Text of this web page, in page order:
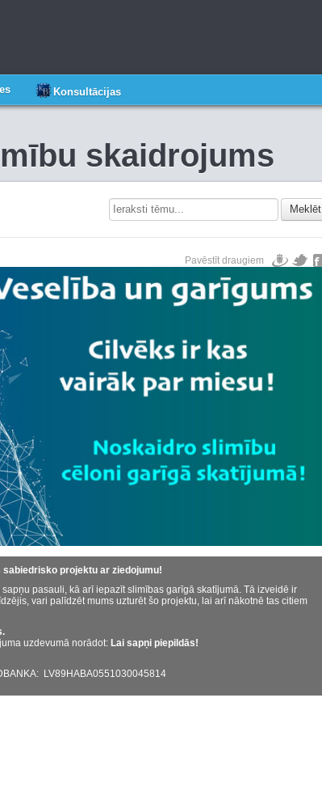
Konsultācijas
skaidrojums
Meklēt
Pavēstīt draugiem
projektu ar ziedojumu!
pasauli, kā arī iepazīt slimības garīgā skatījumā. Tā izveidē ir
vari palīdzēt mums uzturēt šo projektu, lai arī nākotnē tas citiem
uzdevumā norādot: Lai sapņi piepildās!
LV89HABA0551030045814